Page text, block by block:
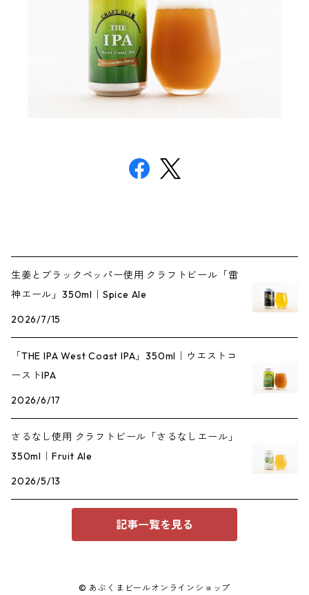
生姜とブラックペッパー使用 クラフトビール「雷
神エール」350ml｜Spice Ale
2026/7/15
「THE IPA West Coast IPA」350ml｜ウエストコ
ーストIPA
2026/6/17
さるなし使用 クラフトビール「さるなしエール」
350ml｜Fruit Ale
2026/5/13
記事一覧を見る
© あぶくまビールオンラインショップ